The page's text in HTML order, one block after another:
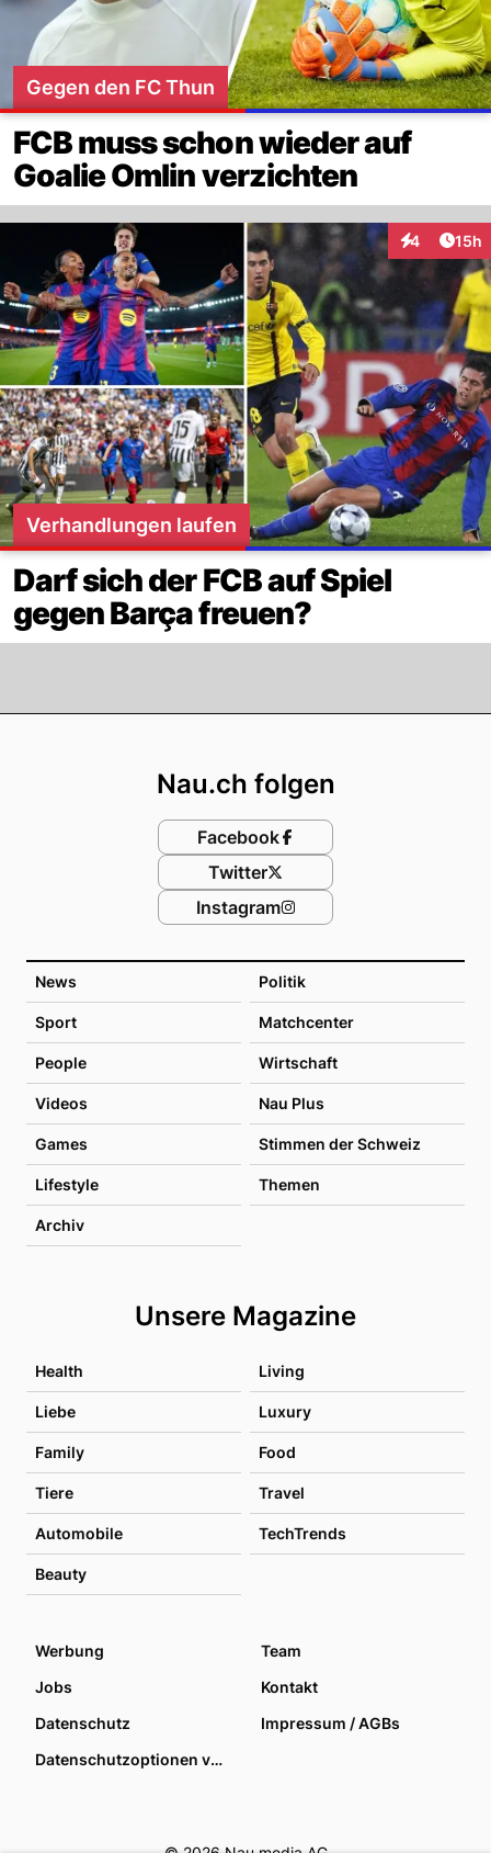
Gegen den FC Thun
FCB muss schon wieder auf
Goalie Omlin verzichten
4
Interaktionen
15h
Verhandlungen laufen
Darf sich der FCB auf Spiel
gegen Barça freuen?
News Politik
Sport Matchcenter
People Wirtschaft
Videos Nau Plus
Games Stimmen der Schweiz
Lifestyle Themen
Archiv
Unsere Magazine
Health Living
Liebe Luxury
Family Food
Tiere Travel
Automobile TechTrends
Beauty
Nau.ch folgen
Facebook
Twitter
Instagram
Werbung
Team
Jobs
Kontakt
Datenschutz
Impressum / AGBs
Datenschutzoptionen verwalten